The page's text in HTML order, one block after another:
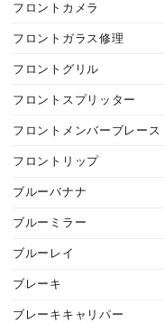
フロントカメラ
フロントガラス修理
フロントグリル
フロントスプリッター
フロントメンバーブレース
フロントリップ
ブルーバナナ
ブルーミラー
ブルーレイ
ブレーキ
ブレーキキャリパー